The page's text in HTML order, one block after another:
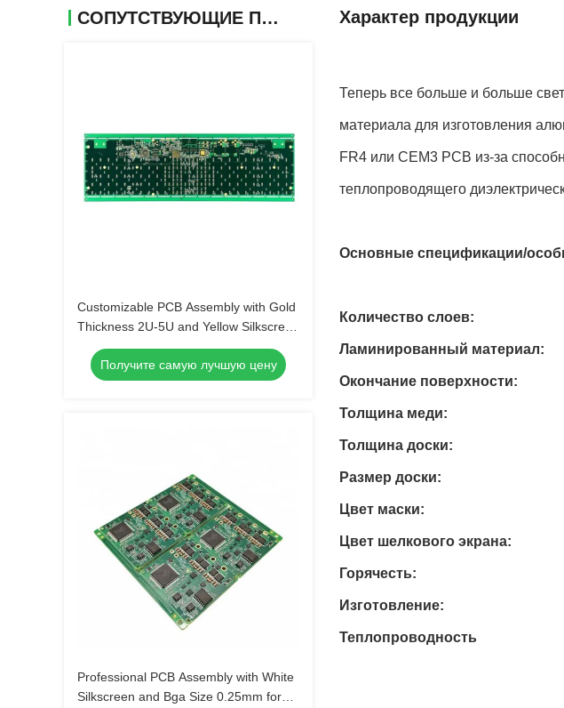
СОПУТСТВУЮЩИЕ ПРОДУКТЫ
Customizable PCB Assembly with Gold
Thickness 2U-5U and Yellow Silkscreen
Color
Получите самую лучшую цену
Professional PCB Assembly with White
Silkscreen and Bga Size 0.25mm for
Характер продукции
Теперь все больше и больше
материала для изготовления
FR4 или CEM3 PCB из-за
теплопроводящего
Основные спецификации/
Количество слоев:
Ламинированный материал:
Окончание поверхности:
Толщина меди:
Толщина доски:
Размер доски:
Цвет маски:
Цвет шелкового экрана:
Горячесть:
Изготовление:
Теплопроводность